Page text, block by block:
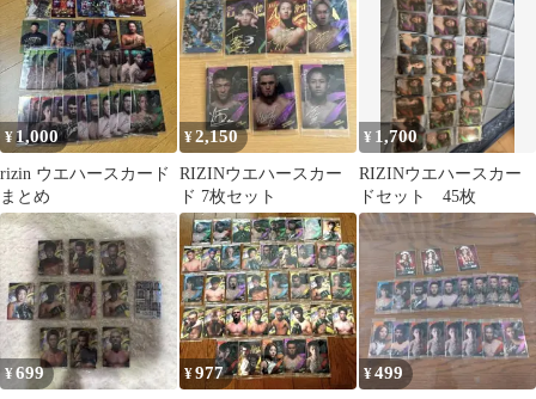
¥1,000
rizin ウエハースカード
まとめ
¥2,150
RIZINウエハースカー
ド 7枚セット
¥ 1,700
RIZINウエハースカー
ドセット 45枚
¥699 ¥977 ¥499